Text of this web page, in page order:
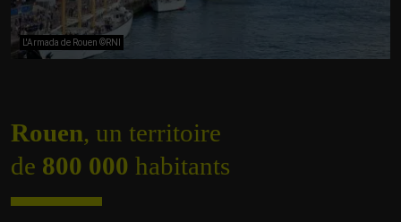
L'Armada de Rouen ©RNI
Rouen, un territoire
de 800 000 habitants